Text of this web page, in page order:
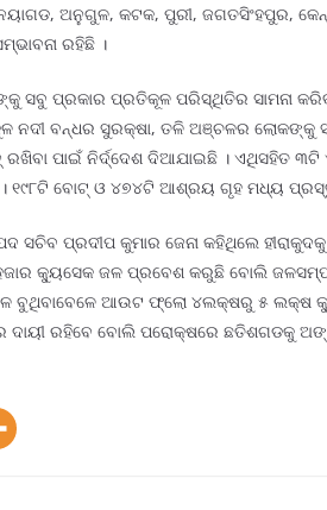
ଅନୁଗୁଳ, କଟକ, ପୁରୀ, ଜଗତସିଂହପୁର,
ରହିଛି ।
ସବୁ ପ୍ରକାର ପ୍ରତିକୂଳ ପରିସ୍ଥିତିର ସାମନା
ନଦୀ ବନ୍ଧର ସୁରକ୍ଷା, ତଳି ଅଞ୍ଚଳର ଲୋକଙ୍କୁ
ରଖିବା ପାଇଁ ନିର୍ଦ୍ଦେଶ ଦିଆଯାଇଛି । ଏଥିସହିତ
୧୯୮ଟି ବୋଟ୍ ଓ ୪୭୪ଟି ଆଶ୍ରୟ ଗୃହ ମଧ୍ୟ
ସଚିବ ପ୍ରଦୀପ କୁମାର ଜେନା କହିଥିଲେ
ହଜାର କ୍ୟୁସେକ ଜଳ ପ୍ରବେଶ କରୁଛି ବୋଲି
ବୁଥିବାବେଳେ ଆଉଟ ଫ୍ଲୋ ୪ଲକ୍ଷରୁ ୫ ଲକ୍ଷ
ଦାୟୀ ରହିବେ ବୋଲି ପରୋକ୍ଷରେ ଛତିଶଗଡକୁ